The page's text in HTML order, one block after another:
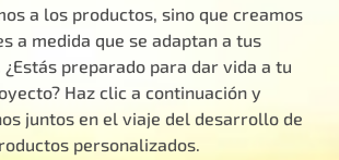
a los productos, sino que creamos
a medida que se adaptan a tus
¿Estás preparado para dar vida a tu
Haz clic a continuación y
juntos en el viaje del desarrollo de
personalizados.